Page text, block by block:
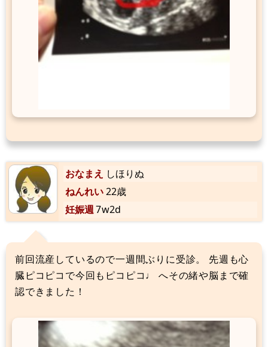
おなまえ しほりぬ
ねんれい22歳
妊娠週7w2d
前回流産しているので一週間ぶりに受診。 先週も心
臓ピコピコで今回もピコピコ♩ へその緒や脳まで確
認できました！